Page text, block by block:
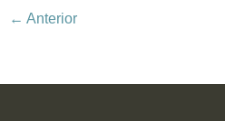
← Anterior